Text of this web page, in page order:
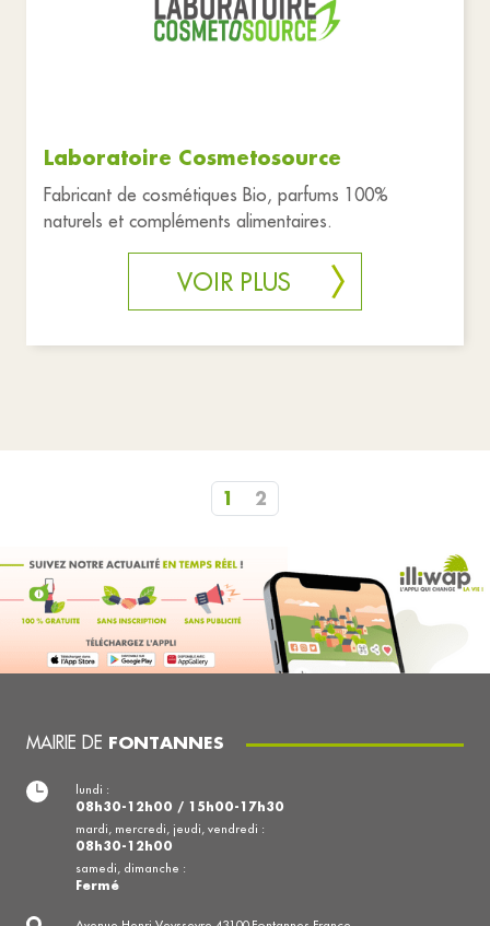
Laboratoire Cosmetosource
Fabricant de cosmétiques Bio, parfums 100%
naturels et compléments alimentaires.
VOIR PLUS
1 2
MAIRIE DE FONTANNES
lundi :
08h30-12h00 / 15h00-17h30
mardi, mercredi, jeudi, vendredi :
08h30-12h00
samedi, dimanche :
Fermé